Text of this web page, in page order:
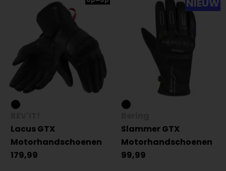
Lacus GTX
Motorhandschoenen
179,99
NIEUW
Slammer GTX
Motorhandschoenen
99,99